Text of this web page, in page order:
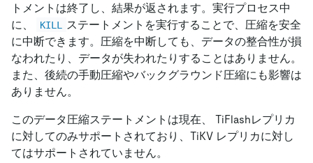
トメントは終了し、結果が返されます。実行プロセス中
に、
KILL
ステートメントを実行することで、圧縮を安全
に中断できます。圧縮を中断しても、データの整合性が損
なわれたり、データが失われたりすることはありません。
また、後続の手動圧縮やバックグラウンド圧縮にも影響は
ありません。
このデータ圧縮ステートメントは現在、 TiFlashレプリカ
に対してのみサポートされており、TiKV レプリカに対し
てはサポートされていません。